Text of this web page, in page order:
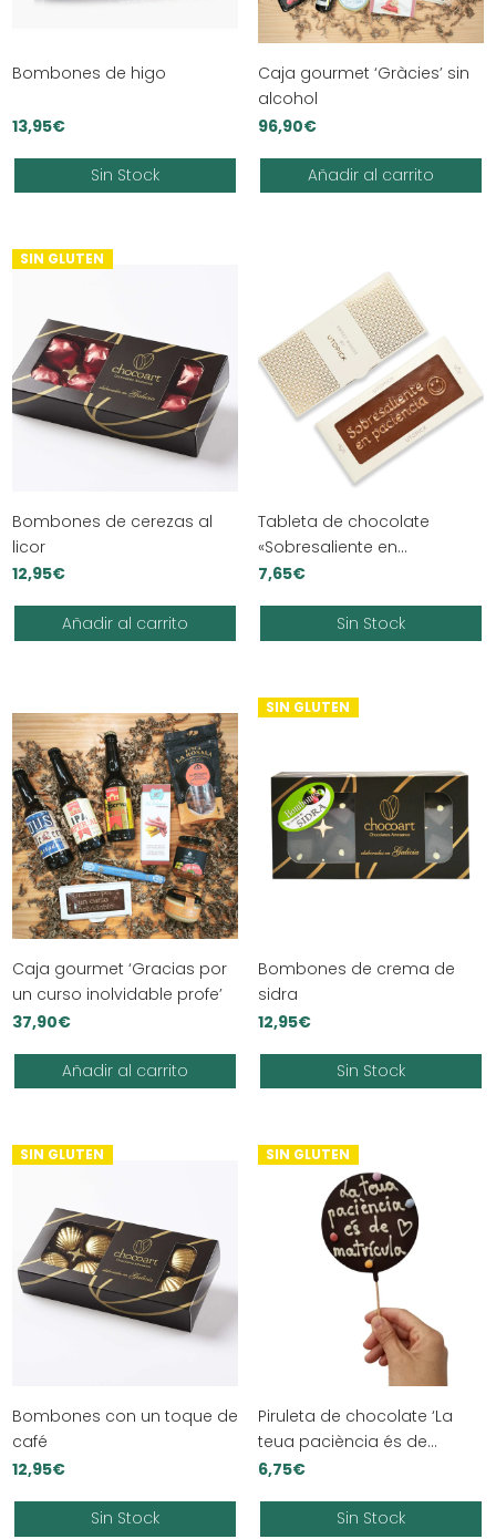
Bombones de higo
13,95€
Sin Stock
Caja gourmet ‘Gràcies’ sin
alcohol
96,90€
Añadir al carrito
SIN GLUTEN
Bombones de cerezas al
licor
12,95€
Añadir al carrito
Tableta de chocolate
«Sobresaliente en
paciencia»
7,65€
Sin Stock
Caja gourmet ‘Gracias por
un curso inolvidable profe’
37,90€
Añadir al carrito
SIN GLUTEN
Bombones de crema de
sidra
12,95€
Sin Stock
SIN GLUTEN
Bombones con un toque de
café
12,95€
Sin Stock
SIN GLUTEN
Piruleta de chocolate ‘La
teua paciència és de
matrícula’
6,75€
Sin Stock